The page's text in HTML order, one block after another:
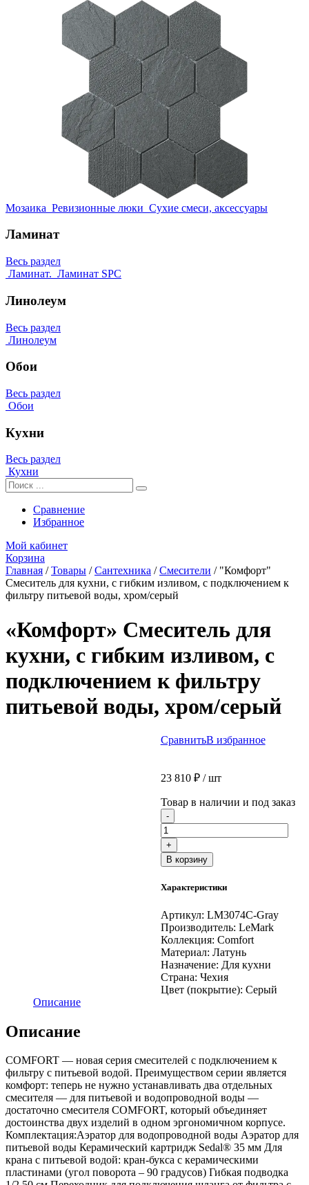
Мозаика Ревизионные люки Сухие смеси, аксессуары
Ламинат
Весь раздел
Ламинат. Ламинат SPC
Линолеум
Весь раздел
Линолеум
Обои
Весь раздел
Обои
Кухни
Весь раздел
Кухни
Сравнение
Избранное
Мой кабинет
Корзина
Главная /Товары /Сантехника /Смесители / "Комфорт"
Смеситель для кухни, с гибким изливом, с подключением к
фильтру питьевой воды, хром/серый
«Комфорт» Смеситель для
кухни, с гибким изливом, с
подключением к фильтру
питьевой воды, хром/серый
СравнитьВ избранное
23 810 ₽/ шт
Товар в наличии и под заказ
- Количество
товара
"Комфорт"
Смеситель
для
с
изливом,
с
подключением
к
фильтру
питьевой
воды,
+
В корзину
Характеристики
Артикул: LM3074C-Gray
Производитель: LeMark
Коллекция: Comfort
Материал: Латунь
Назначение: Для кухни
Страна: Чехия
Цвет (покрытие): Серый
Описание
Описание
COMFORT — новая серия смесителей с подключением к
фильтру с питьевой водой. Преимуществом серии является
комфорт: теперь не нужно устанавливать два отдельных
смесителя — для питьевой и водопроводной воды —
достаточно смесителя COMFORT, который объединяет
достоинства двух изделий в одном эргономичном корпусе.
Комплектация:Аэратор для водопроводной воды Аэратор для
питьевой воды Керамический картридж Sedal® 35 мм Для
крана с питьевой водой: кран-букса с керамическими
пластинами (угол поворота – 90 градусов) Гибкая подводка